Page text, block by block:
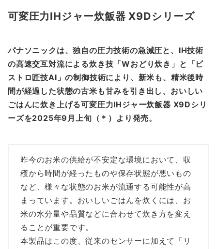
可変圧力IHジャー炊飯器 X9Dシリーズ
パナソニックは、独自の圧力技術の急減圧と、IH技術
の高速交互対流による炊き技「Wおどり炊き」と「ビ
ストロ匠技AI」の制御技術により、新米も、精米後時
間が経過した状態の古米も甘みを引き出し、おいしい
ごはんに炊き上げる可変圧力IHジャー炊飯器 X9Dシリ
ーズを2025年9月上旬（＊）より発売。
昨今のお米の供給が不安定な環境において、収
穫から時間が経ったものや保存状態が悪いもの
など、様々な状態のお米が流通する可能性が高
まっています。おいしいごはんを炊くには、お
米の水分量や品質などに合わせて炊き方を変え
ることが重要です。
本製品はこの度、従来のセンサーに加えて「リ